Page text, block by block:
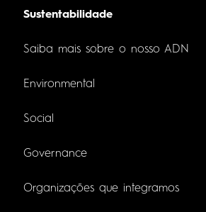
Sustentabilidade
Saiba mais sobre o nosso ADN
Environmental
Social
Governance
Organizações que integramos